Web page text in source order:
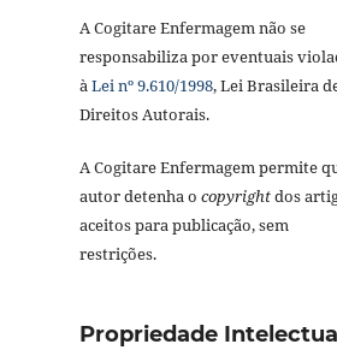
A Cogitare Enfermagem não se
responsabiliza por eventuais
àLei nº 9.610/1998, Lei Brasileira
Direitos Autorais.
A Cogitare Enfermagem permite
autor detenha o copyrightdos
aceitos para publicação, sem
restrições.
Propriedade